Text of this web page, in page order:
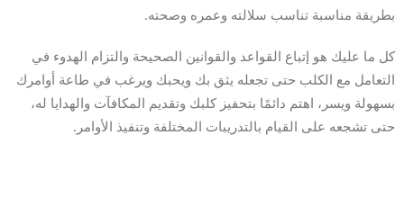
بطريقة مناسبة تناسب سلالته وعمره وصحته.
كل ما عليك هو إتباع القواعد والقوانين الصحيحة والتزام الهدوء في
التعامل مع الكلب حتى تجعله يثق بك ويحبك ويرغب في طاعة أوامرك
بسهولة ويسر، اهتم دائمًا بتحفيز كلبك وتقديم المكافآت والهدايا له،
حتى تشجعه على القيام بالتدريبات المختلفة وتنفيذ الأوامر.